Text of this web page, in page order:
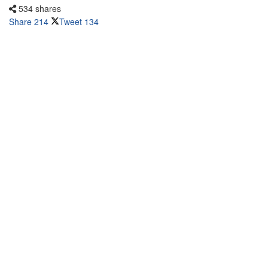
534 shares
Share 214 Tweet 134